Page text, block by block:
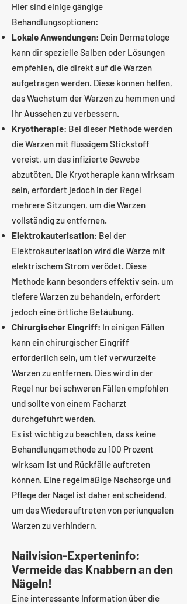
Hier sind einige gängige
Behandlungsoptionen:
Lokale Anwendungen: Dein Dermatologe
kann dir spezielle Salben oder Lösungen
empfehlen, die direkt auf die Warzen
aufgetragen werden. Diese können helfen,
das Wachstum der Warzen zu hemmen und
ihr Aussehen zu verbessern.
Kryotherapie: Bei dieser Methode werden
die Warzen mit flüssigem Stickstoff
vereist, um das infizierte Gewebe
abzutöten. Die Kryotherapie kann wirksam
sein, erfordert jedoch in der Regel
mehrere Sitzungen, um die Warzen
vollständig zu entfernen.
Elektrokauterisation: Bei der
Elektrokauterisation wird die Warze mit
elektrischem Strom verödet. Diese
Methode kann besonders effektiv sein, um
tiefere Warzen zu behandeln, erfordert
jedoch eine örtliche Betäubung.
Chirurgischer Eingriff: In einigen Fällen
kann ein chirurgischer Eingriff
erforderlich sein, um tief verwurzelte
Warzen zu entfernen. Dies wird in der
Regel nur bei schweren Fällen empfohlen
und sollte von einem Facharzt
durchgeführt werden.
Es ist wichtig zu beachten, dass keine
Behandlungsmethode zu 100 Prozent
wirksam ist und Rückfälle auftreten
können. Eine regelmäßige Nachsorge und
Pflege der Nägel ist daher entscheidend,
um das Wiederauftreten von periungualen
Warzen zu verhindern.
Nailvision-Experteninfo:
Vermeide das Knabbern an den
Nägeln!
Eine interessante Information über die